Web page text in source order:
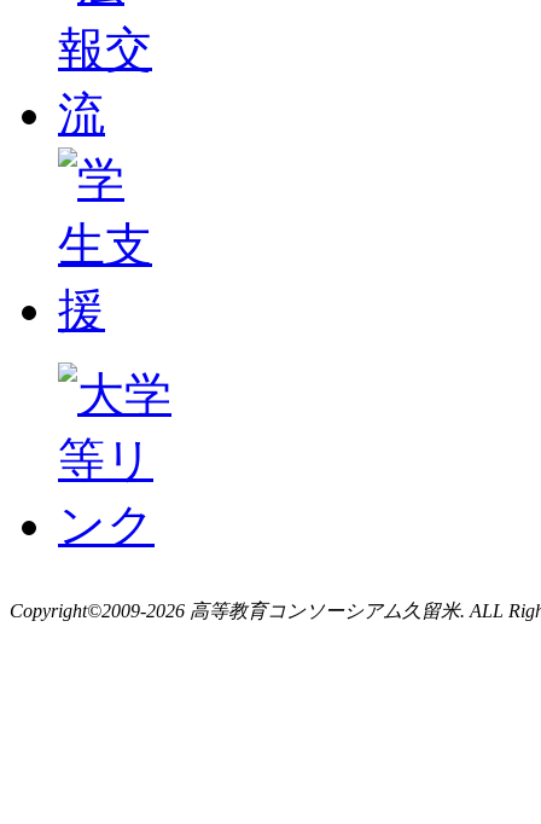
Copyright©2009-2026 高等教育コンソーシアム久留米. ALL